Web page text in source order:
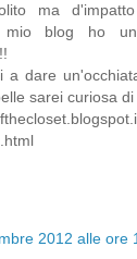
ma
mio blog ho
a dare
sarei curiosa
2012 alle ore